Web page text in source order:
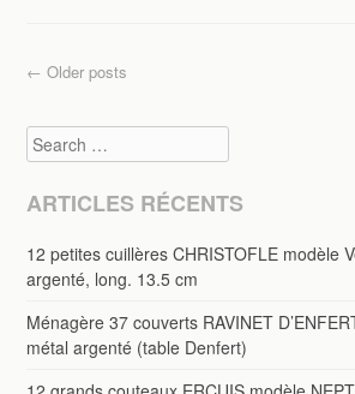
Post navigation
← Older posts
Search
ARTICLES RÉCENTS
12 petites cuillères CHRISTOFLE modèle
argenté, long. 13.5 cm
Ménagère 37 couverts RAVINET
métal argenté (table Denfert)